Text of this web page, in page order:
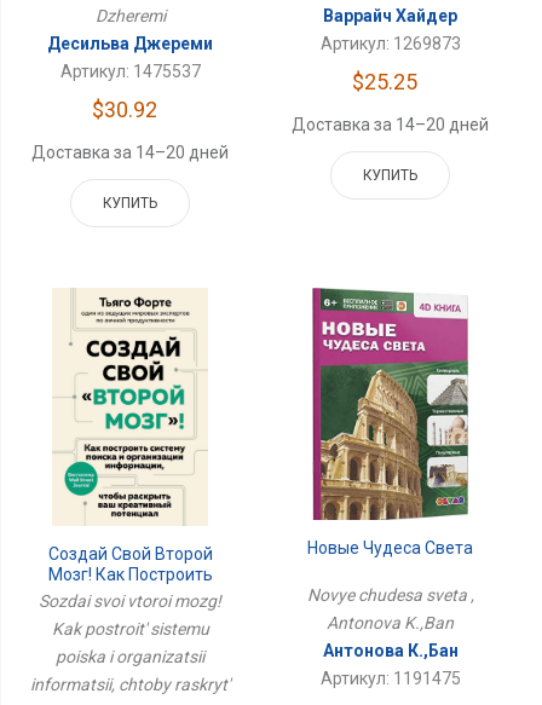
Dzheremi
Десильва Джереми
Артикул: 1475537
$30.92
Доставка за 14–20 дней
КУПИТЬ
Варрайч Хайдер
Артикул: 1269873
$25.25
Доставка за 14–20 дней
КУПИТЬ
Создай Свой Второй
Мозг! Как Построить
Систему Поиска И
Информации, Чтобы
Раскрыть Ваш
Креативный Потенциал
Sozdai svoi vtoroi mozg!
Kak postroit' sistemu
poiska i organizatsii
informatsii, chtoby raskryt'
Новые Чудеса Света
Novye chudesa sveta ,
Antonova K.,Ban
Антонова К.,Бан
Артикул: 1191475